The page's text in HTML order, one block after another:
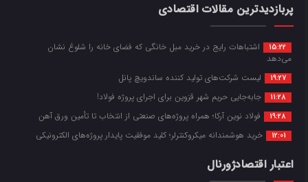
پربازدیدترین مقالات اقتصادی
15:22
اشتباهات رایج در خرید مبل خانگی که فضای خانه را شلوغ نشان
می‌دهد
19:27 لیست شرکت‌های تولید کننده ساندویچ پانل
11:28 جابه‌جایی حریم شهر قزوین برای اجرای پروژه فولاد!
19:28 فولاد نوین آرکا؛ همراه پروژه‌های صنعتی از انتخاب تا تأمین ورق آهن
12:01 خرید هوشمندانه میکروکنترلر؛ کلید موفقیت پایدار پروژه‌های الکترونیکی
اعتبار اقتصادژورنال